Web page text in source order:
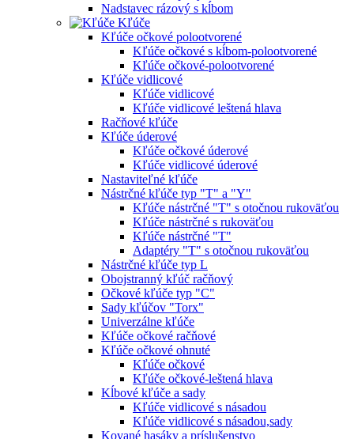
Nadstavec rázový s kĺbom
Kľúče
Kľúče očkové polootvorené
Kľúče očkové s kĺbom-polootvorené
Kľúče očkové-polootvorené
Kľúče vidlicové
Kľúče vidlicové
Kľúče vidlicové leštená hlava
Račňové kľúče
Kľúče úderové
Kľúče očkové úderové
Kľúče vidlicové úderové
Nastaviteľné kľúče
Nástrčné kľúče typ "T" a "Y"
Kľúče nástrčné "T" s otočnou rukoväťou
Kľúče nástrčné s rukoväťou
Kľúče nástrčné "T"
Adaptéry "T" s otočnou rukoväťou
Nástrčné kľúče typ L
Obojstranný kľúč račňový
Očkové kľúče typ "C"
Sady kľúčov "Torx"
Univerzálne kľúče
Kľúče očkové račňové
Kľúče očkové ohnuté
Kľúče očkové
Kľúče očkové-leštená hlava
Kĺbové kľúče a sady
Kľúče vidlicové s násadou
Kľúče vidlicové s násadou,sady
Kované hasáky a príslušenstvo